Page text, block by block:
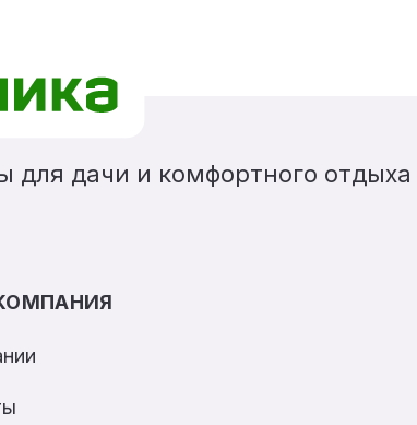
для дачи и комфортного отдыха